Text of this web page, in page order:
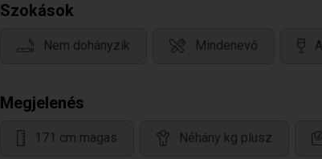
Szokások
Nem dohányzik Mindenevő
Megjelenés
171 cm magas Néhány kg plusz